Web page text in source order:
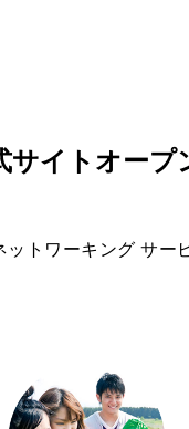
サイトオープ
ットワーキング サー